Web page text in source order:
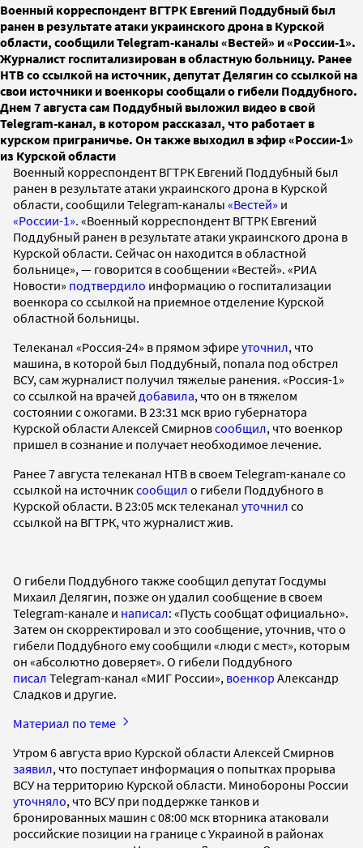
Военный корреспондент ВГТРК Евгений Поддубный был
ранен в результате атаки украинского дрона в Курской
области, сообщили Telegram-каналы «Вестей» и «России-1».
Журналист госпитализирован в областную больницу. Ранее
НТВ со ссылкой на источник, депутат Делягин со ссылкой на
свои источники и военкоры сообщали о гибели Поддубного.
Днем 7 августа сам Поддубный выложил видео в свой
Telegram-канал, в котором рассказал, что работает в
курском приграничье. Он также выходил в эфир «России-1»
из Курской области
Военный корреспондент ВГТРК Евгений Поддубный был
ранен в результате атаки украинского дрона в Курской
области, сообщили Telegram-каналы «Вестей» и
«России-1». «Военный корреспондент ВГТРК Евгений
Поддубный ранен в результате атаки украинского дрона в
Курской области. Сейчас он находится в областной
больнице», — говорится в сообщении «Вестей». «РИА
Новости» подтвердило информацию о госпитализации
военкора со ссылкой на приемное отделение Курской
областной больницы.
Телеканал «Россия-24» в прямом эфиреуточнил, что
машина, в которой был Поддубный, попала под обстрел
ВСУ, сам журналист получил тяжелые ранения. «Россия-1»
со ссылкой на врачей добавила, что он в тяжелом
состоянии с ожогами. В 23:31 мск врио губернатора
Курской области Алексей Смирновсообщил, что военкор
пришел в сознание и получает необходимое лечение.
Ранее 7 августа телеканал НТВ в своем Telegram-канале со
ссылкой на источниксообщил о гибели Поддубного в
Курской области. В 23:05 мск телеканал уточнил со
ссылкой на ВГТРК, что журналист жив.
О гибели Поддубного также сообщил депутат Госдумы
Михаил Делягин, позже он удалил сообщение в своем
Telegram-канале и написал: «Пусть сообщат официально».
Затем он скорректировал и это сообщение, уточнив, что о
гибели Поддубного ему сообщили «люди с мест», которым
он «абсолютно доверяет». О гибели Поддубного
писал Telegram-канал «МИГ России», военкор Александр
Сладков и другие.
Материал по теме
Утром 6 августа врио Курской области Алексей Смирнов
заявил, что поступает информация о попытках прорыва
ВСУ на территорию Курской области. Минобороны России
уточняло, что ВСУ при поддержке танков и
бронированных машин с 08:00 мск вторника атаковали
российские позиции на границе с Украиной в районах